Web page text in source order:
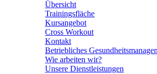
Übersicht
Trainingsfläche
Kursangebot
Cross Workout
Kontakt
Betriebliches
Wie arbeiten wir?
Unsere Dienstleistungen